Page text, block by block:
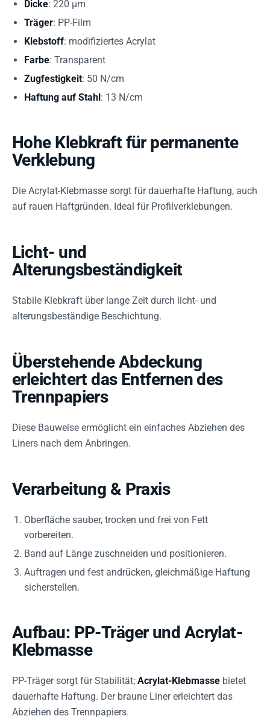
Dicke: 220 µm
Träger: PP-Film
Klebstoff: modifiziertes Acrylat
Farbe: Transparent
Zugfestigkeit: 50 N/cm
Haftung auf Stahl: 13 N/cm
Hohe Klebkraft für permanente
Verklebung
Die Acrylat-Klebmasse sorgt für dauerhafte Haftung, auch
auf rauen Haftgründen. Ideal für Profilverklebungen.
Licht- und
Alterungsbeständigkeit
Stabile Klebkraft über lange Zeit durch licht- und
alterungsbeständige Beschichtung.
Überstehende Abdeckung
erleichtert das Entfernen des
Trennpapiers
Diese Bauweise ermöglicht ein einfaches Abziehen des
Liners nach dem Anbringen.
Verarbeitung & Praxis
Oberfläche sauber, trocken und frei von Fett
vorbereiten.
Band auf Länge zuschneiden und positionieren.
Auftragen und fest andrücken, gleichmäßige Haftung
sicherstellen.
Aufbau: PP-Träger und Acrylat-
Klebmasse
PP-Träger sorgt für Stabilität; Acrylat-Klebmasse bietet
dauerhafte Haftung. Der braune Liner erleichtert das
Abziehen des Trennpapiers.